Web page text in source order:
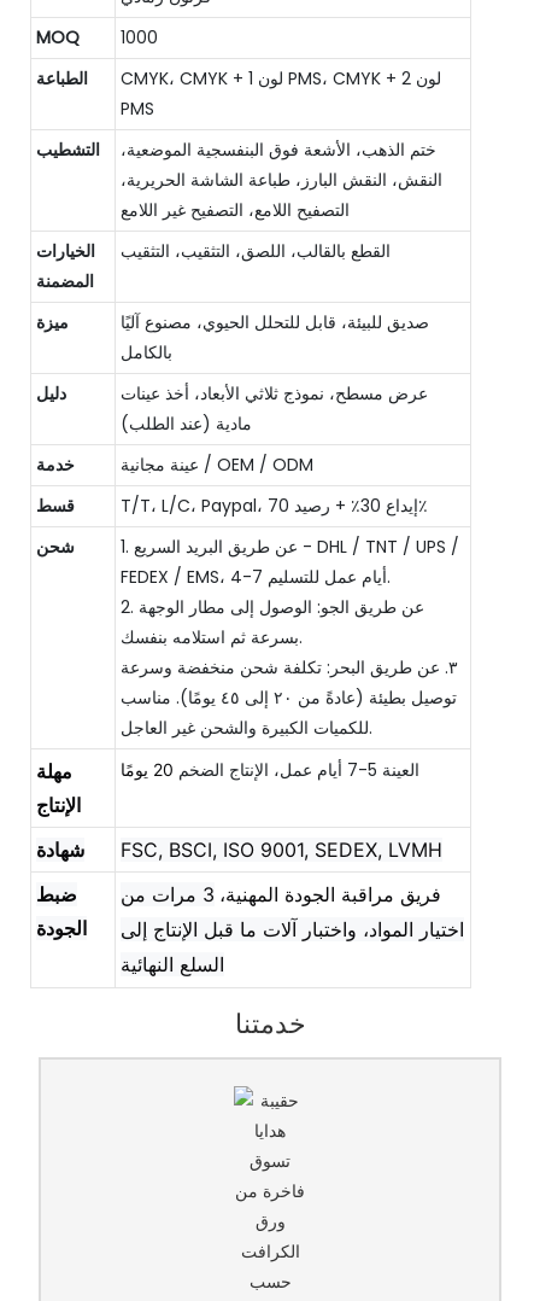
MOQ
1000
الطباعة
CMYK، CMYK + 1 لون PMS، CMYK + 2 لون
PMS
التشطيب
ختم الذهب، الأشعة فوق البنفسجية الموضعية،
النقش، النقش البارز، طباعة الشاشة الحريرية،
التصفيح اللامع، التصفيح غير اللامع
الخيارات
المضمنة
القطع بالقالب، اللصق، التثقيب، التثقيب
ميزة
صديق للبيئة، قابل للتحلل الحيوي، مصنوع آليًا
بالكامل
دليل
عرض مسطح، نموذج ثلاثي الأبعاد، أخذ عينات
مادية (عند الطلب)
خدمة
عينة مجانية / OEM / ODM
قسط
T/T، L/C، Paypal، إيداع 30٪ + رصيد 70٪
شحن
1. عن طريق البريد السريع - DHL / TNT / UPS /
FEDEX / EMS، 4-7 أيام عمل للتسليم.
2. عن طريق الجو: الوصول إلى مطار الوجهة
بسرعة ثم استلامه بنفسك.
٣. عن طريق البحر: تكلفة شحن منخفضة وسرعة
توصيل بطيئة (عادةً من ٢٠ إلى ٤٥ يومًا). مناسب
للكميات الكبيرة والشحن غير العاجل.
مهلة
الإنتاج
العينة 5-7 أيام عمل، الإنتاج الضخم 20 يومًا
شهادة
FSC, BSCI, ISO 9001, SEDEX, LVMH
ضبط
الجودة
فريق مراقبة الجودة المهنية،
3 مرات من
اختيار المواد، واختبار آلات ما قبل الإنتاج إلى
السلع النهائية
خدمتنا